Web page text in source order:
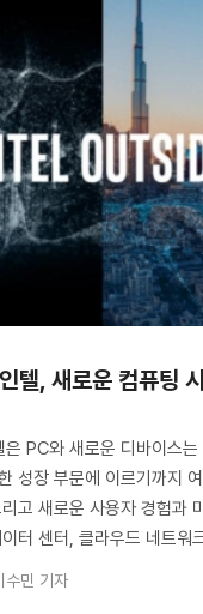
, 새로운 컴퓨팅
PC와 새로운 디바이스
성장 부문에 이르기까지
고 새로운 사용자 경험과
터 센터, 클라우드 네트워
수민 기자